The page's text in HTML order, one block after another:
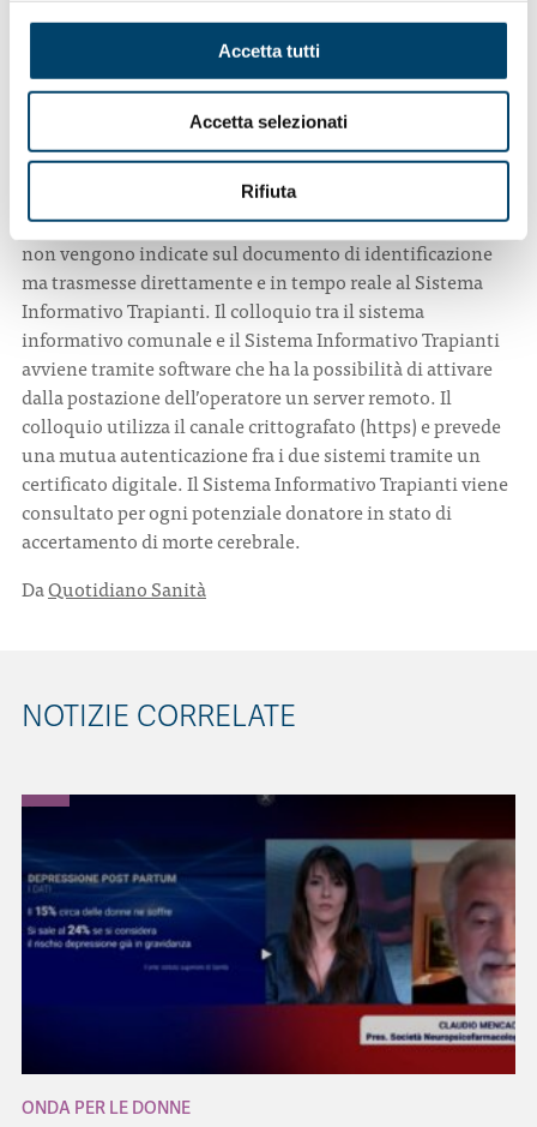
Accetta tutti
Accetta selezionati
Rifiuta
espressione della volontà si affianca alle altre tuttora
La procedura consente di raggiungere in modo
progressivo e costante tutti i cittadini maggiorenni
invitati dall’operatore dell’ufficio anagrafe a manifestare il
proprio consenso o diniego alla donazione sottoscrivendo
un apposito modulo. Le espressioni registrate al Comune
non vengono indicate sul documento di identificazione
ma trasmesse direttamente e in tempo reale al Sistema
Informativo Trapianti. Il colloquio tra il sistema
informativo comunale e il Sistema Informativo Trapianti
avviene tramite software che ha la possibilità di attivare
dalla postazione dell’operatore un server remoto. Il
colloquio utilizza il canale crittografato (https) e prevede
una mutua autenticazione fra i due sistemi tramite un
certificato digitale. Il Sistema Informativo Trapianti viene
consultato per ogni potenziale donatore in stato di
accertamento di morte cerebrale.
DaQuotidiano Sanità
NOTIZIE CORRELATE
ONDA PER LE DONNE